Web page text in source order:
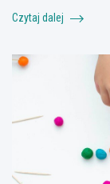
Czytaj dalej